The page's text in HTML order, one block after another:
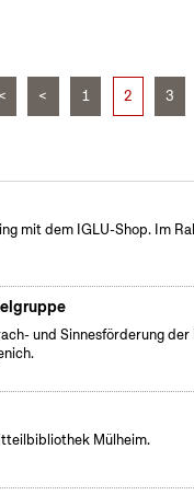
< 1 2 3
mit dem IGLU-Shop. Im
und Sinnesförderung der
Mülheim.